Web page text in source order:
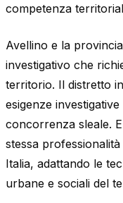
competenza
Avellino e la
investigativo che
territorio. Il distretto
esigenze
concorrenza sleale.
stessa
Italia, adattando le
urbane e sociali del